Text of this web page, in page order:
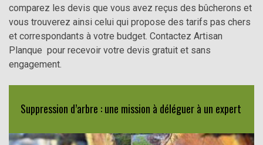
comparez les devis que vous avez reçus des bûcherons et
vous trouverez ainsi celui qui propose des tarifs pas chers
et correspondants à votre budget. Contactez Artisan
Planque pour recevoir votre devis gratuit et sans
engagement.
Suppression d’arbre : une mission à déléguer à un expert